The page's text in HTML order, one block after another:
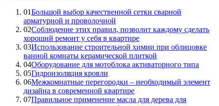
01Большой выбор качественной сетки сварной
арматурной и проволочной
02Соблюдение этих правил, позволит каждому сделать
хороший ремонт у себя в квартире
03Использование строительной химии при облицовке
ванной комнаты керамической плиткой
04Оборудование для мотоблока активаторного типа
05Гидроизоляция кровли
06Межкомнатные перегородки – необходимый элемент
дизайна в современной квартире
07Правильное применение масла для дерева для